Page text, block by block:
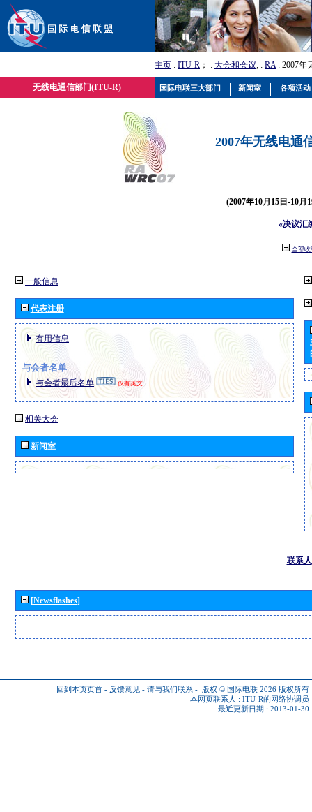
主页 : ITU-R ； : 大会和会议; : RA: 2007年
无线电通信部门(ITU-R)
2007年无线电通
(2007年10月15日-10月
«决议汇
全部收
一般信息
代表注册
有用信息
与会者名单
与会者最后名单 仅有英文
相关大会
新闻室
联系人
[Newsflashes]
回到本页页首 - 反馈意见 - 请与我们联系 - 版权 © 国际电联 2026 版权所有
本网页联系人 : ITU-R的网络协调员
最近更新日期 : 2013-01-30
国际电联三大部门 新闻室 各项活动